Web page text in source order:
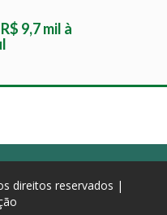
9,7 mil à
direitos reservados |